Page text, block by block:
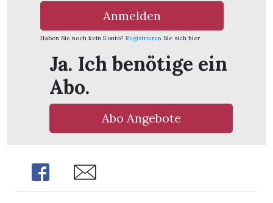
Anmelden
Haben Sie noch kein Konto? Registrieren Sie sich hier
Ja. Ich benötige ein
Abo.
Abo Angebote
Share Share